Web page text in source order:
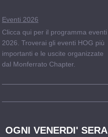
Eventi 2026
Clicca qui per il programma eventi
2026. Troverai gli eventi HOG più
importanti e le uscite organizzate
dal Monferrato Chapter.
OGNI VENERDI' SERA